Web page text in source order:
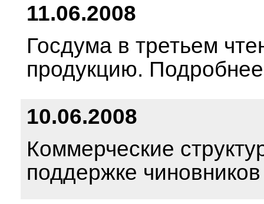
11.06.2008
Госдума в третьем
продукцию. Подробнее
10.06.2008
Коммерческие
поддержке